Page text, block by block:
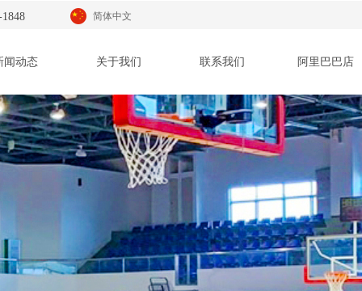
闻动态 关于我们 联系我们 阿里巴巴店
简体中文